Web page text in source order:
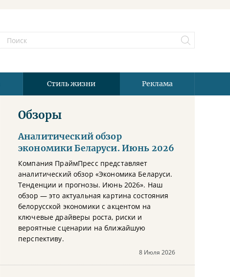
Стиль жизни Реклама
Обзоры
Аналитический обзор
экономики Беларуси. Июнь 2026
Компания ПраймПресс представляет
аналитический обзор «Экономика Беларуси.
Тенденции и прогнозы. Июнь 2026». Наш
обзор — это актуальная картина состояния
белорусской экономики с акцентом на
ключевые драйверы роста, риски и
вероятные сценарии на ближайшую
перспективу.
8 Июля 2026